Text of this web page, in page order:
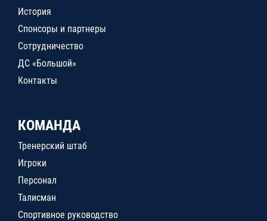
История
Спонсоры и партнеры
Сотрудничество
ДС «Большой»
Контакты
КОМАНДА
Тренерский штаб
Игроки
Персонал
Талисман
Спортивное руководство